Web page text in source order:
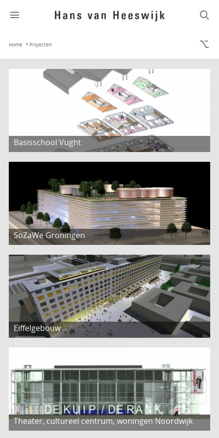
Home Projecten
Basisschool Vught
SoZaWe Groningen
Eiffelgebouw
Theater, cultureel centrum, woningen Noordwijk